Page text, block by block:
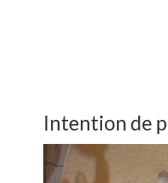
Intention de